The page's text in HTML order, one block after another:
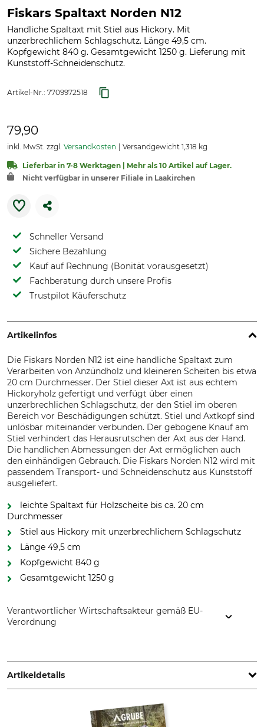
Fiskars Spaltaxt Norden N12
Handliche Spaltaxt mit Stiel aus Hickory. Mit
unzerbrechlichem Schlagschutz. Länge 49,5 cm.
Kopfgewicht 840 g. Gesamtgewicht 1250 g. Lieferung mit
Kunststoff-Schneidenschutz.
Artikel-Nr.: 7709972518
79,90
inkl. MwSt. zzgl. Versandkosten Versandgewicht 1,318 kg
Lieferbar in 7-8 Werktagen | Mehr als 10 Artikel auf Lager.
Nicht verfügbar in unserer Filiale in Laakirchen
Schneller Versand
Sichere Bezahlung
Kauf auf Rechnung (Bonität vorausgesetzt)
Fachberatung durch unsere Profis
Trustpilot Käuferschutz
Artikelinfos
Die Fiskars Norden N12 ist eine handliche Spaltaxt zum
Verarbeiten von Anzündholz und kleineren Scheiten bis etwa
20 cm Durchmesser. Der Stiel dieser Axt ist aus echtem
Hickoryholz gefertigt und verfügt über einen
unzerbrechlichen Schlagschutz, der den Stiel im oberen
Bereich vor Beschädigungen schützt. Stiel und Axtkopf sind
unlösbar miteinander verbunden. Der gebogene Knauf am
Stiel verhindert das Herausrutschen der Axt aus der Hand.
Die handlichen Abmessungen der Axt ermöglichen auch
den einhändigen Gebrauch. Die Fiskars Norden N12 wird mit
passendem Transport- und Schneidenschutz aus Kunststoff
ausgeliefert.
leichte Spaltaxt für Holzscheite bis ca. 20 cm
Durchmesser
Stiel aus Hickory mit unzerbrechlichem Schlagschutz
Länge 49,5 cm
Kopfgewicht 840 g
Gesamtgewicht 1250 g
Verantwortlicher Wirtschaftsakteur gemäß EU-
Verordnung
Finland, www.fiskars.com
Artikeldetails
Produkttyp
Spaltaxt